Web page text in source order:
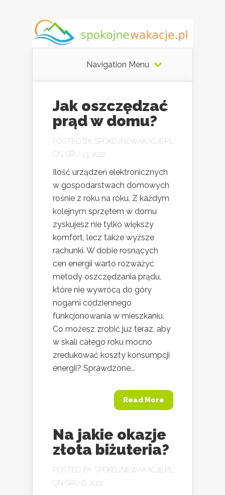
Navigation Menu
Jak oszczędzać
prąd w domu?
POSTED BY SPOKOJNEWAKACJE.PL
ON GRU 13, 2022
Ilość urządzeń elektronicznych
w gospodarstwach domowych
rośnie z roku na roku. Z każdym
kolejnym sprzętem w domu
zyskujesz nie tylko większy
komfort, lecz także wyższe
rachunki. W dobie rosnących
cen energii warto rozważyć
metody oszczędzania prądu,
które nie wywrócą do góry
nogami codziennego
funkcjonowania w mieszkaniu.
Co możesz zrobić już teraz, aby
w skali całego roku mocno
zredukować koszty konsumpcji
energii? Sprawdzone...
Read More
Na jakie okazje
złota biżuteria?
POSTED BY SPOKOJNEWAKACJE.PL
ON GRU 6, 2022